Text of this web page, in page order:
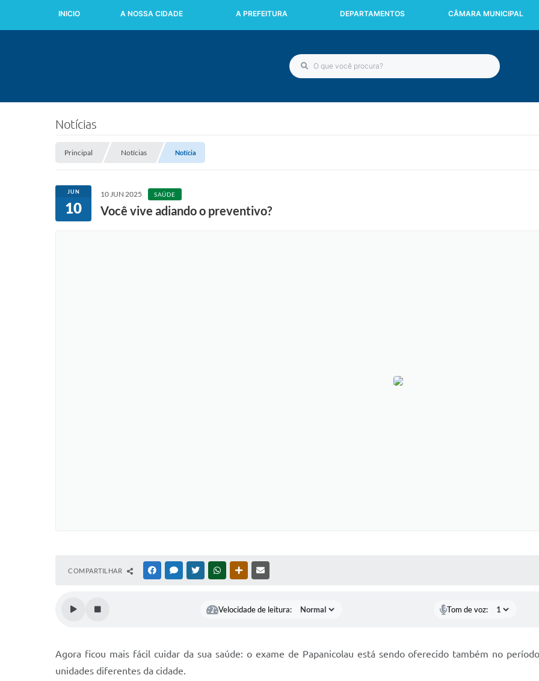
INICIO A NOSSA CIDADE A PREFEITURA DEPARTAMENTOS CÂMARA MUNICIPAL
Notícias
Principal Notícias Notícia
JUN
10
10 JUN 2025 SAÚDE
Você vive adiando o preventivo?
COMPARTILHAR FACEBOOKMESSENGER
TWITTERWHATSAPPOUTRAS MÍDIAS
Velocidade de leitura: Tom de voz:
Agora ficou mais fácil cuidar da sua saúde: o exame de Papanicolau está sendo oferecido também no
unidades diferentes da cidade.